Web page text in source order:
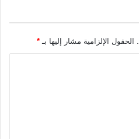
الحقول الإلزامية مشار إليها بـ *